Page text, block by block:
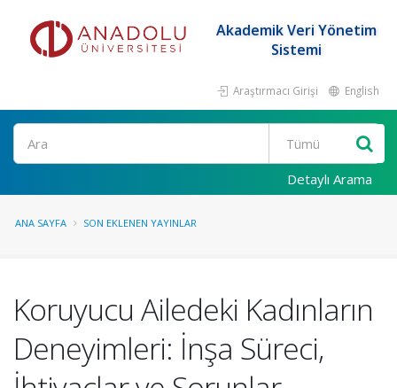
Akademik Veri Yönetim
Sistemi
Araştırmacı Girişi English
Ara
Detaylı Arama
ANA SAYFA SON EKLENEN YAYINLAR
Koruyucu Ailedeki Kadınların
Deneyimleri: İnşa Süreci,